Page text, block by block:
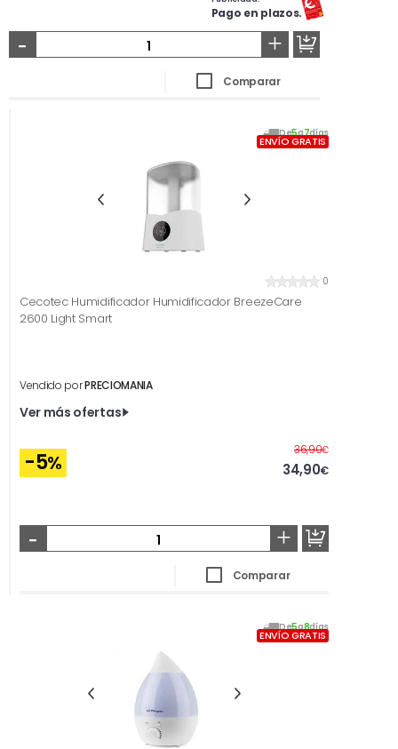
Pago en plazos.
- +
Comparar
De5a7días
ENVÍO GRATIS
0
Cecotec Humidificador Humidificador BreezeCare
2600 Light Smart
Vendido porPRECIOMANIA
Ver más ofertas
-5%
36,90€Antes
34,90€
- +
Comparar
De5a8días
ENVÍO GRATIS